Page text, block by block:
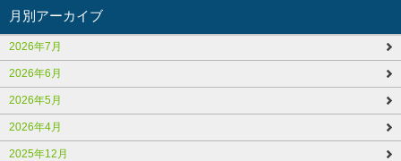
月別アーカイブ
2026年7月
2026年6月
2026年5月
2026年4月
2025年12月